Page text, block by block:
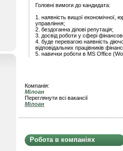
Головні вимоги до кандидата:
1. наявність вищої економічної,
управління;
2. бездоганна ділові репутація;
3. досвід роботи у сфері
4. буде перевагою наявність
відповідальних працівників
5. навички роботи в MS Office
Компанія:
Мілоан
Переглянути всі вакансії
Мілоан
Робота в компаніях